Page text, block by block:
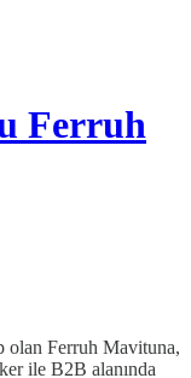
Ferruh
olan Ferruh Mavituna,
ile B2B alanında